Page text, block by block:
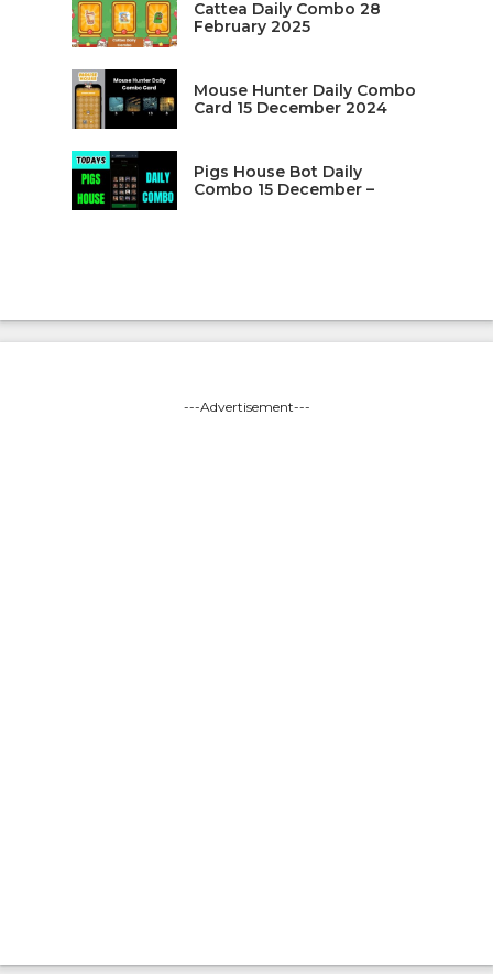
Cattea Daily Combo 28
February 2025
Mouse Hunter Daily Combo
Card 15 December 2024
Pigs House Bot Daily
Combo 15 December –
---Advertisement---